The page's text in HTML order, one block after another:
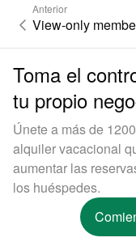
Anterior
View-only
Toma el
tu propio
Únete a más de
alquiler vacacional
aumentar las
los huéspedes.